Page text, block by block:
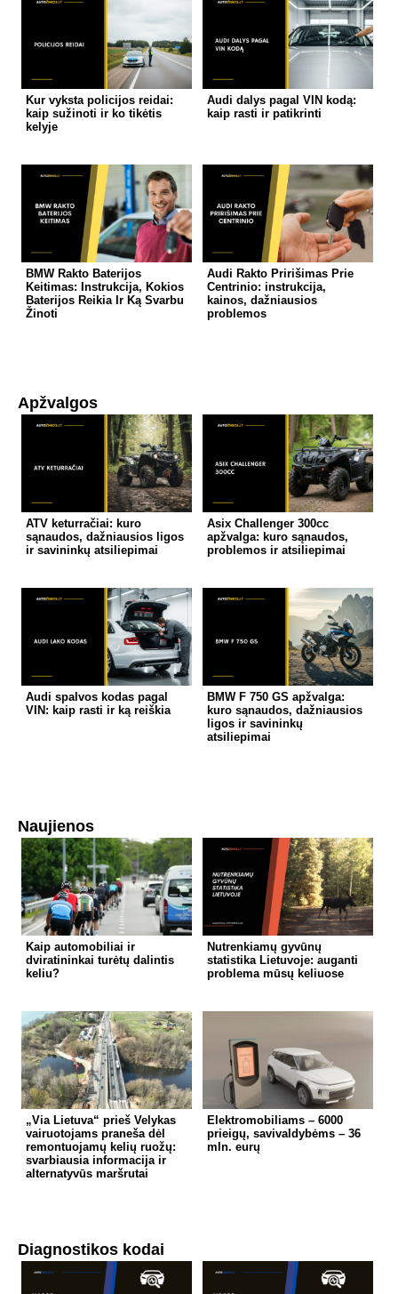
Kur vyksta policijos reidai:
kaip sužinoti ir ko tikėtis
kelyje
Audi dalys pagal VIN kodą:
kaip rasti ir patikrinti
BMW Rakto Baterijos
Keitimas: Instrukcija, Kokios
Baterijos Reikia Ir Ką Svarbu
Žinoti
Audi Rakto Pririšimas Prie
Centrinio: instrukcija,
kainos, dažniausios
problemos
Apžvalgos
ATV keturračiai: kuro
sąnaudos, dažniausios ligos
ir savininkų atsiliepimai
Asix Challenger 300cc
apžvalga: kuro sąnaudos,
problemos ir atsiliepimai
Audi spalvos kodas pagal
VIN: kaip rasti ir ką reiškia
BMW F 750 GS apžvalga:
kuro sąnaudos, dažniausios
ligos ir savininkų
atsiliepimai
Naujienos
Kaip automobiliai ir
dviratininkai turėtų dalintis
keliu?
Nutrenkiamų gyvūnų
statistika Lietuvoje: auganti
problema mūsų keliuose
„Via Lietuva“ prieš Velykas
vairuotojams praneša dėl
remontuojamų kelių ruožų:
svarbiausia informacija ir
alternatyvūs maršrutai
Elektromobiliams – 6000
prieigų, savivaldybėms – 36
mln. eurų
Diagnostikos kodai